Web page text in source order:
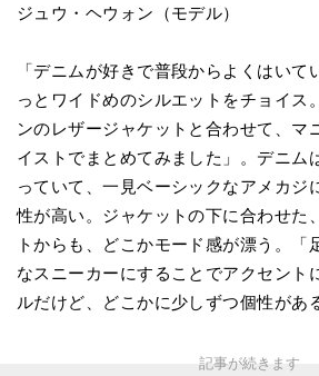
ジュウ・ヘウォン（モデル）
「デニムが好きで普段からよくはいて
っとワイドめのシルエットをチョイス
ンのレザージャケットと合わせて、マ
イストでまとめてみました」。デニム
っていて、一見ベーシックなアメカジ
性が高い。ジャケットの下に合わせた
トからも、どこかモード感が漂う。「
なスニーカーにすることでアクセント
ルだけど、どこかに少しずつ個性があ